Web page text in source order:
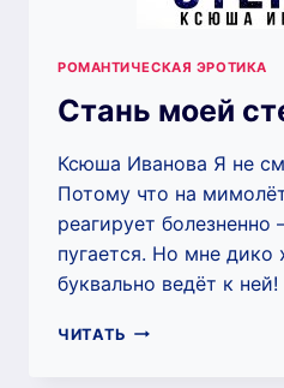
РОМАНТИЧЕСКАЯ ЭРОТИКА
Стань моей
Ксюша Иванова Я не
Потому что на
реагирует болезненно
пугается. Но мне дико
буквально ведёт к
ЧИТАТЬ СТАНЬ